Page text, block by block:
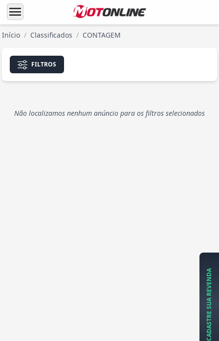
menu
Início / Classificados / CONTAGEM
FILTROS
Não localizamos nenhum anúncio para os filtros selecionados
CADASTRE SUA REVENDA